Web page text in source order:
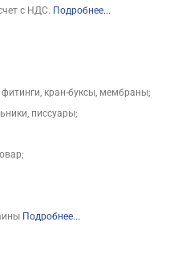
с НДС. Подробнее...
кран-буксы, мембраны;
писсуары;
Подробнее...